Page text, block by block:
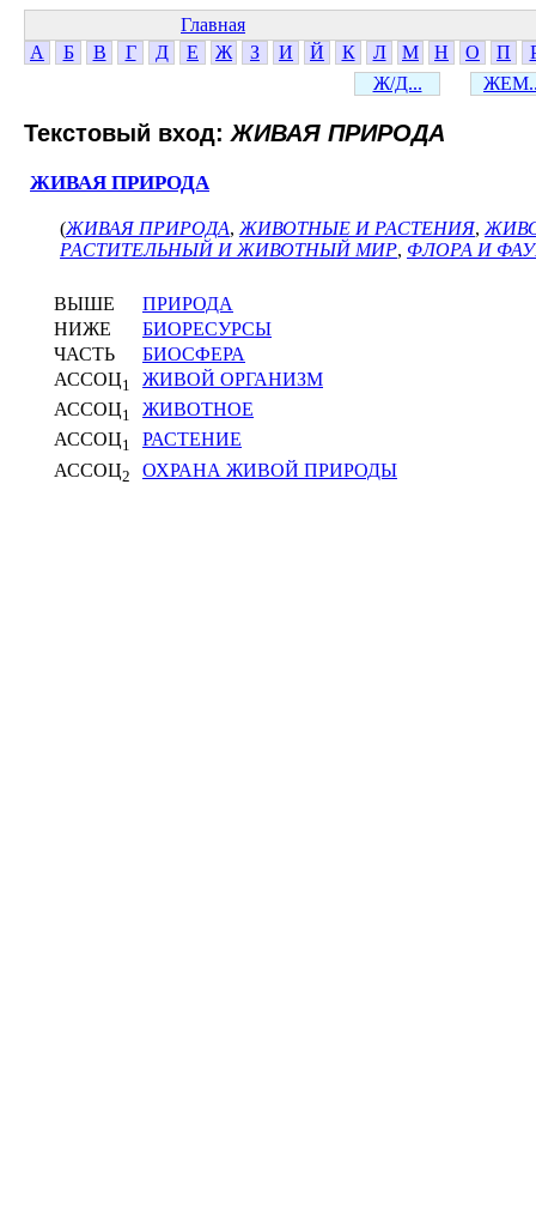
Главная
А
Б В Г Д Е Ж З И Й К Л М Н О П
Ж/Д...
Текстовый вход: ЖИВАЯ ПРИРОДА
ЖИВАЯ ПРИРОДА
(ЖИВАЯ ПРИРОДА, ЖИВОТНЫЕ И РАСТЕНИЯ,
РАСТИТЕЛЬНЫЙ И ЖИВОТНЫЙ МИР, ФЛОРА И
ВЫШЕ
ПРИРОДА
НИЖЕ
БИОРЕСУРСЫ
ЧАСТЬ
БИОСФЕРА
АССОЦ1
ЖИВОЙ ОРГАНИЗМ
АССОЦ1
ЖИВОТНОЕ
АССОЦ1
РАСТЕНИЕ
АССОЦ2 ОХРАНА ЖИВОЙ ПРИРОДЫ